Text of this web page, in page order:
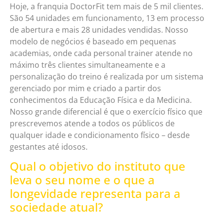
Hoje, a franquia DoctorFit tem mais de 5 mil clientes.
São 54 unidades em funcionamento, 13 em processo
de abertura e mais 28 unidades vendidas. Nosso
modelo de negócios é baseado em pequenas
academias, onde cada personal trainer atende no
máximo três clientes simultaneamente e a
personalização do treino é realizada por um sistema
gerenciado por mim e criado a partir dos
conhecimentos da Educação Física e da Medicina.
Nosso grande diferencial é que o exercício físico que
prescrevemos atende a todos os públicos de
qualquer idade e condicionamento físico – desde
gestantes até idosos.
Qual o objetivo do instituto que
leva o seu nome e o que a
longevidade representa para a
sociedade atual?